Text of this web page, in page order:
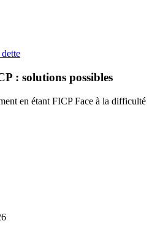
Crédit
contrôle
solutions
possibles
: solutions possibles
en étant FICP Face à la difficulté